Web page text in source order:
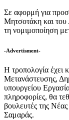
Σε αφορμή για
Μητσοτάκη και του
τη νομιμοποίηση
-Advertisment-
Η τροπολογία έχει
Μετανάστευσης,
υπουργείου
πληροφορίες, θα
βουλευτές της
Σαμαράς.